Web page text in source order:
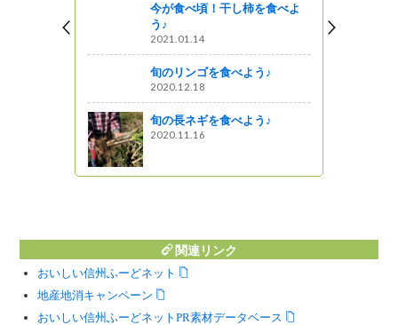
今が食べ頃！干し柿を食べよ
う♪
2021.01.14
旬のリンゴを食べよう♪
2020.12.18
旬の長ネギを食べよう♪
2020.11.16
関連リンク
おいしい信州ふーどネット
地産地消キャンペーン
おいしい信州ふーどネットPR素材データベース